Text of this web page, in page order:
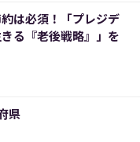
は必須！「プレジデ
る『老後戦略』」を
県